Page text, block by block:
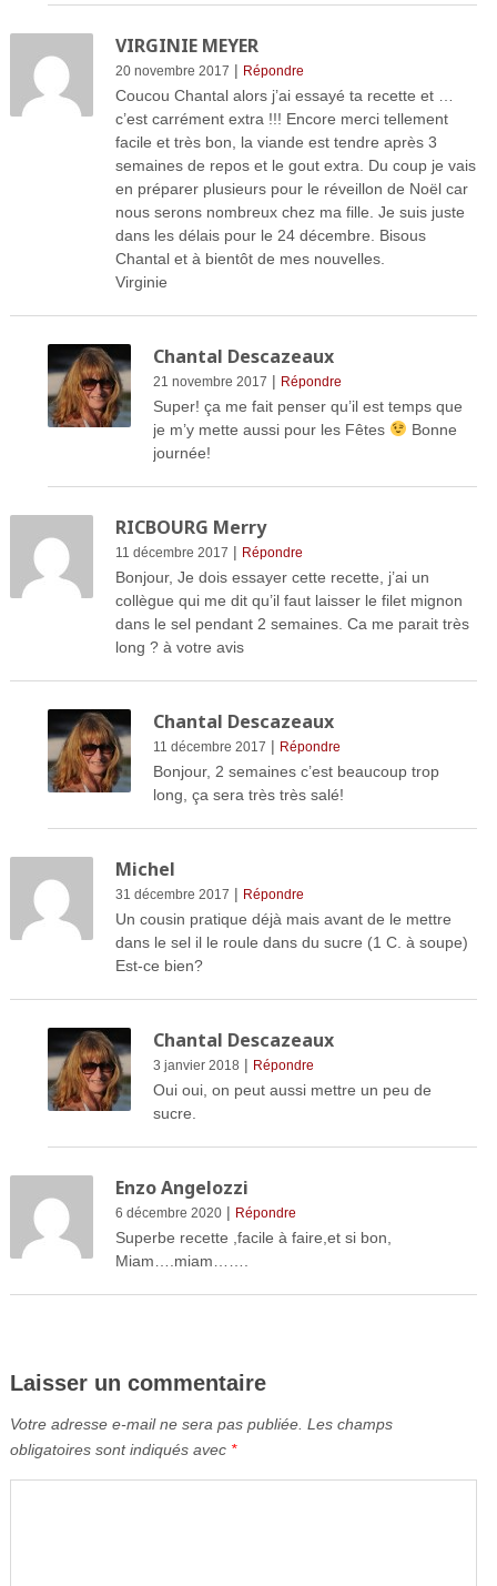
VIRGINIE MEYER
20 novembre 2017 | Répondre
Coucou Chantal alors j’ai essayé ta recette et …
c’est carrément extra !!! Encore merci tellement
facile et très bon, la viande est tendre après 3
semaines de repos et le gout extra. Du coup je vais
en préparer plusieurs pour le réveillon de Noël car
nous serons nombreux chez ma fille. Je suis juste
dans les délais pour le 24 décembre. Bisous
Chantal et à bientôt de mes nouvelles.
Virginie
Chantal Descazeaux
21 novembre 2017 | Répondre
Super! ça me fait penser qu’il est temps que
je m’y mette aussi pour les Fêtes
Bonne
journée!
RICBOURG Merry
11 décembre 2017 | Répondre
Bonjour, Je dois essayer cette recette, j’ai un
collègue qui me dit qu’il faut laisser le filet mignon
dans le sel pendant 2 semaines. Ca me parait très
long ? à votre avis
Chantal Descazeaux
11 décembre 2017 | Répondre
Bonjour, 2 semaines c’est beaucoup trop
long, ça sera très très salé!
Michel
31 décembre 2017 | Répondre
Un cousin pratique déjà mais avant de le mettre
dans le sel il le roule dans du sucre (1 C. à soupe)
Est-ce bien?
Chantal Descazeaux
3 janvier 2018 | Répondre
Oui oui, on peut aussi mettre un peu de
sucre.
Enzo Angelozzi
6 décembre 2020| Répondre
Superbe recette ,facile à faire,et si bon,
Miam….miam…….
Laisser un commentaire
Votre adresse e-mail ne sera pas publiée. Les champs
obligatoires sont indiqués avec *